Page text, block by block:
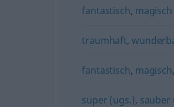
fantastisch, magisch
traumhaft,
fantastisch, magisch,
super (ugs.), sauber